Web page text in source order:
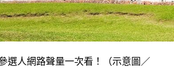
選人網路聲量一次看！（示意圖／